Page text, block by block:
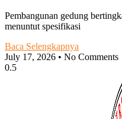
Pembangunan gedung
menuntut spesifikasi
Baca Selengkapnya
July 17, 2026
No Comments